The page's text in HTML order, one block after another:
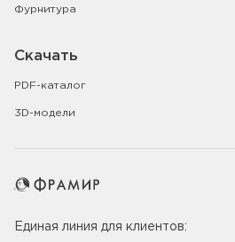
Фурнитура
Скачать
PDF-каталог
3D-модели
Единая линия для клиентов: